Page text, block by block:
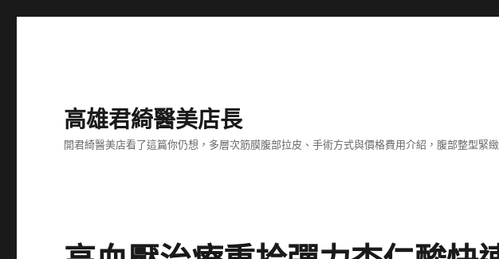
高雄君綺醫美店長
開君綺醫美店看了這篇你仍想，多層次筋膜腹部拉皮、手術方式與價格費用介紹，腹部整型緊